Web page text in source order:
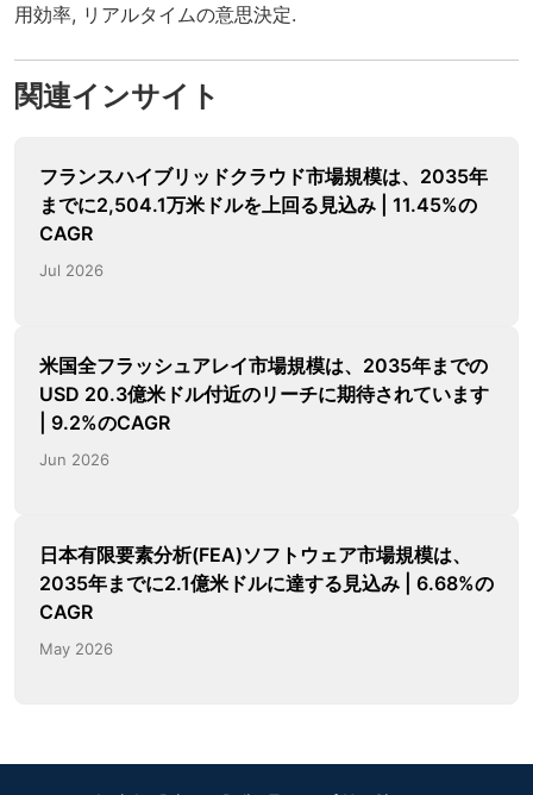
用効率, リアルタイムの意思決定.
関連インサイト
フランスハイブリッドクラウド市場規模は、2035年
までに2,504.1万米ドルを上回る見込み | 11.45%の
CAGR
Jul 2026
米国全フラッシュアレイ市場規模は、2035年までの
USD 20.3億米ドル付近のリーチに期待されています
| 9.2%のCAGR
Jun 2026
日本有限要素分析(FEA)ソフトウェア市場規模は、
2035年までに2.1億米ドルに達する見込み | 6.68%の
CAGR
May 2026